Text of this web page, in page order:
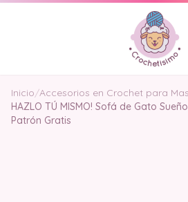
Inicio/Accesorios en Crochet para
HAZLO TÚ MISMO! Sofá de Gato
Patrón Gratis